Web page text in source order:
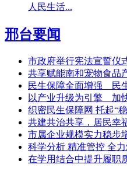
人民生活...
邢台要闻
市政府举行宪法宣誓仪
共享赋能南和宠物食品
民生保障全面增强 民
以产业升级为引擎 加
织密民生保障网 托起“
共建共治共享，居民幸
市属企业规模实力稳步
科学分析 精准管控 全
在学用结合中提升履职